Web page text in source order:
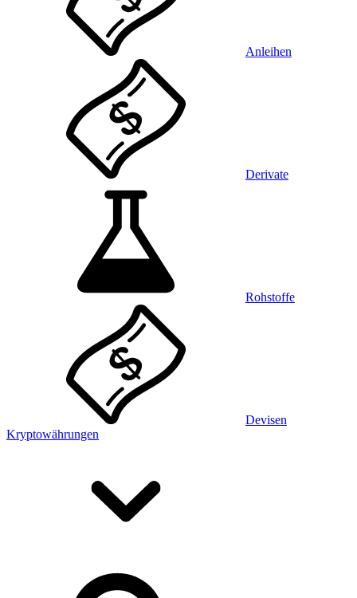
Anleihen
Derivate
Rohstoffe
Devisen
Kryptowährungen